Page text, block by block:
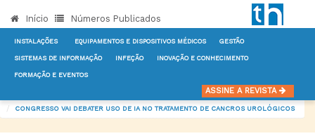
Início Números Publicados
INSTALAÇÕES EQUIPAMENTOS E DISPOSITIVOS MÉDICOS GESTÃO
SISTEMAS DE INFORMAÇÃO INFEÇÃO INOVAÇÃO E CONHECIMENTO
FORMAÇÃO E EVENTOS
ASSINE A REVISTA
CONGRESSO VAI DEBATER USO DE IA NO TRATAMENTO DE CANCROS UROLÓGICOS